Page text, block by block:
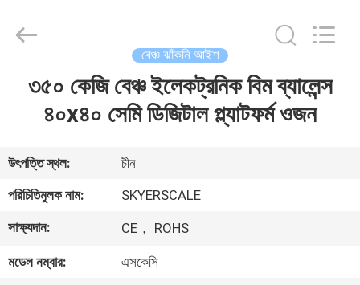
বাড়ি
ভিডিও
আমাদের
সম্বন্ধে
Co.,Limited.
বেঞ্চ ঝাঁকনি আইশ
৩৫০ কেজি বেঞ্চ ইলেকট্রনিক বিম ব্যালেন্স
৪০x৪০ সেমি ডিজিটাল প্ল্যাটফর্ম ওজন
উৎপত্তি স্থল:
চীন
পরিচিতিমুলক নাম:
SKYERSCALE
সাক্ষ্যদান:
CE， ROHS
মডেল নম্বার:
এসকেসি